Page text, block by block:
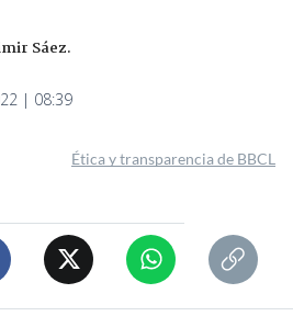
Sáez.
| 08:39
Ética y transparencia de BBCL